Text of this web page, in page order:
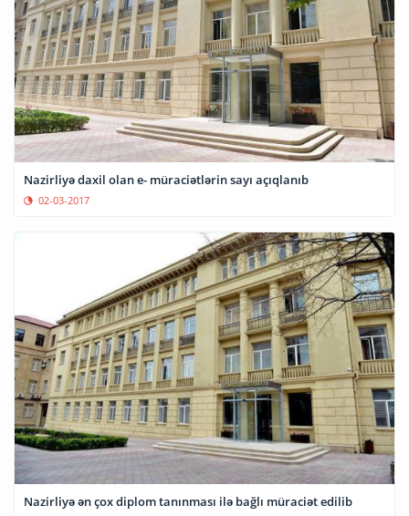
Nazirliyə daxil olan e- müraciətlərin sayı açıqlanıb
02-03-2017
Nazirliyə ən çox diplom tanınması ilə bağlı müraciət edilib